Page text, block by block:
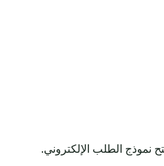
نموذج الطلب الإلكتروني.